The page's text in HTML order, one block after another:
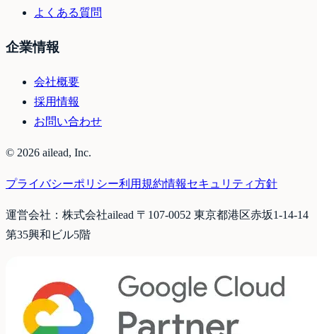
よくある質問
企業情報
会社概要
採用情報
お問い合わせ
© 2026 ailead, Inc.
プライバシーポリシー利用規約情報セキュリティ方針
運営会社：株式会社ailead 〒107-0052 東京都港区赤坂1-14-14
第35興和ビル5階